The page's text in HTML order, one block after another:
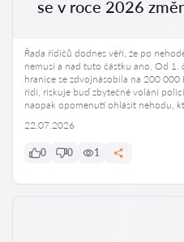
se v roce 2026
Řada řidičů dodnes věří, že po
nemusí a nad tuto částku ano. Od
hranice se zdvojnásobila na 200
řídí, riskuje buď zbytečné volání
naopak opomenutí ohlásit nehodu,
22.07.2026
0 0 1